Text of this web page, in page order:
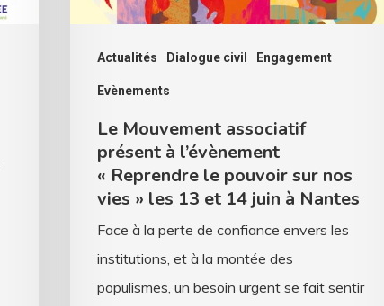
Actualités Dialogue civil Engagement
Evènements
le
pouvoir
vies »Le Mouvement associatif
présent à l’évènement
« Reprendre le pouvoir sur nos
vies » les 13 et 14 juin à Nantes
Face à la perte de confiance envers les
institutions, et à la montée des
populismes, un besoin urgent se fait sentir